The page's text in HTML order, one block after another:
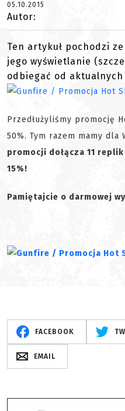
05.10.2015
Autor:
Ten artykuł pochodzi
jego wyświetlanie
odbiegać od
Przedłużyliśmy promocję
50%. Tym razem mamy dla
promocji dołącza 11
15%!
Pamiętajcie o darmowej
FACEBOOK
EMAIL